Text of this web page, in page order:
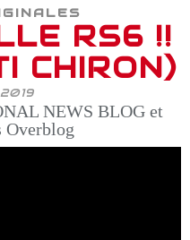
RS6 !!
CHIRON)
NEWS BLOG et
Overblog